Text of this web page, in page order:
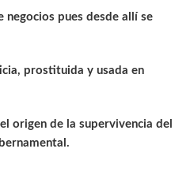
negocios pues desde allí se
prostituida y usada en
origen de la supervivencia del